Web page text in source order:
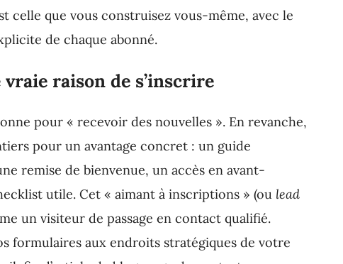
celle que vous construisez vous-même, avec le
de chaque abonné.
vraie raison de s’inscrire
pour « recevoir des nouvelles ». En revanche,
pour un avantage concret : un guide
remise de bienvenue, un accès en avant-
utile. Cet « aimant à inscriptions » (ou lead
un visiteur de passage en contact qualifié.
formulaires aux endroits stratégiques de votre